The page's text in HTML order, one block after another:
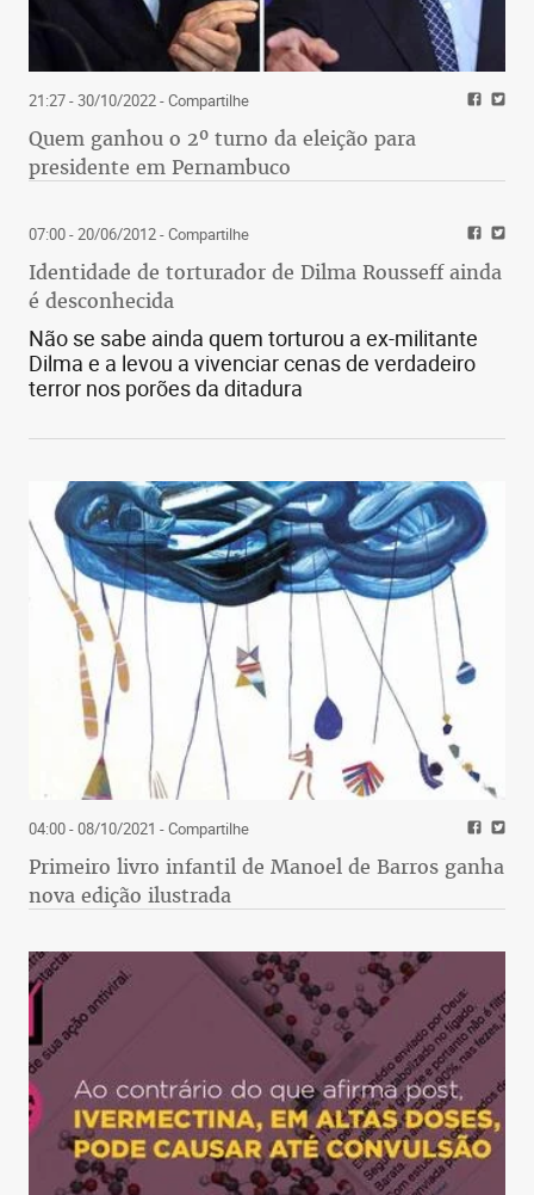
21:27 - 30/10/2022- Compartilhe
Quem ganhou o 2º turno da eleição para
presidente em Pernambuco
07:00 - 20/06/2012- Compartilhe
Identidade de torturador de Dilma Rousseff ainda
é desconhecida
Não se sabe ainda quem torturou a ex-militante
Dilma e a levou a vivenciar cenas de verdadeiro
terror nos porões da ditadura
04:00 - 08/10/2021 - Compartilhe
Primeiro livro infantil de Manoel de Barros ganha
nova edição ilustrada